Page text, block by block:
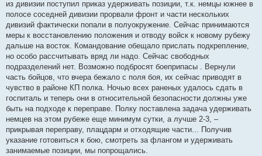
из дивизии поступил приказ удерживать позиции, т.к. немцы южнее в
полосе соседней дивизии прорвали фронт и части нескольких
дивизий фактически попали в полуокружение. Сейчас принимаются
меры к восстановлению положения и отводу войск к новому рубежу
дальше на восток. Командование обещало прислать подкрепление,
но особо рассчитывать вряд ли надо. Сейчас свободных
подразделений нет. Возможно подбросят боеприпасы . Вернули
часть бойцов, что вчера бежало с поля боя, их сейчас приводят в
чувство в районе КП полка. Ночью всех раненых удалось сдать в
госпиталь и теперь они в относительной безопасности должны уже
быть на подходе к переправе. Полку поставлена задача удерживать
немцев на этом рубеже еще минимум сутки, а лучше 2-3, –
прикрывая переправу, плацдарм и отходящие части... Получив
указание готовиться к бою, смотреть за флангом и удерживать
занимаемые позиции, мы попрощались.